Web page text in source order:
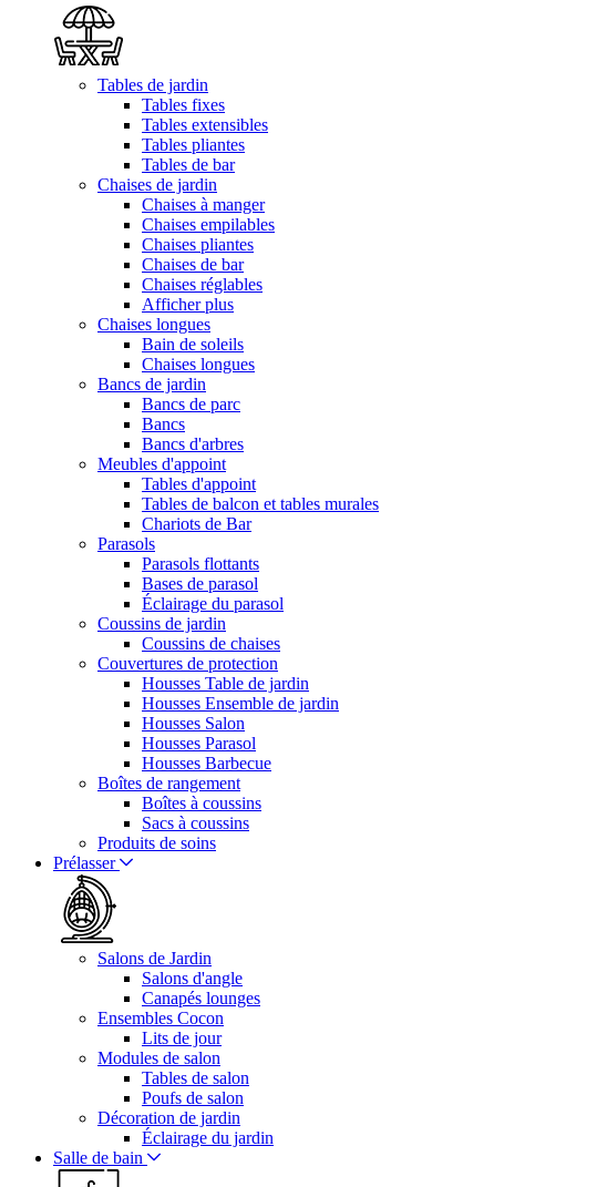
Tables de jardin
Tables fixes
Tables extensibles
Tables pliantes
Tables de bar
Chaises de jardin
Chaises à manger
Chaises empilables
Chaises pliantes
Chaises de bar
Chaises réglables
Afficher plus
Chaises longues
Bain de soleils
Chaises longues
Bancs de jardin
Bancs de parc
Bancs
Bancs d'arbres
Meubles d'appoint
Tables d'appoint
Tables de balcon et tables murales
Chariots de Bar
Parasols
Parasols flottants
Bases de parasol
Éclairage du parasol
Coussins de jardin
Coussins de chaises
Couvertures de protection
Housses Table de jardin
Housses Ensemble de jardin
Housses Salon
Housses Parasol
Housses Barbecue
Boîtes de rangement
Boîtes à coussins
Sacs à coussins
Produits de soins
Prélasser
Salons de Jardin
Salons d'angle
Canapés lounges
Ensembles Cocon
Lits de jour
Modules de salon
Tables de salon
Poufs de salon
Décoration de jardin
Éclairage du jardin
Salle de bain